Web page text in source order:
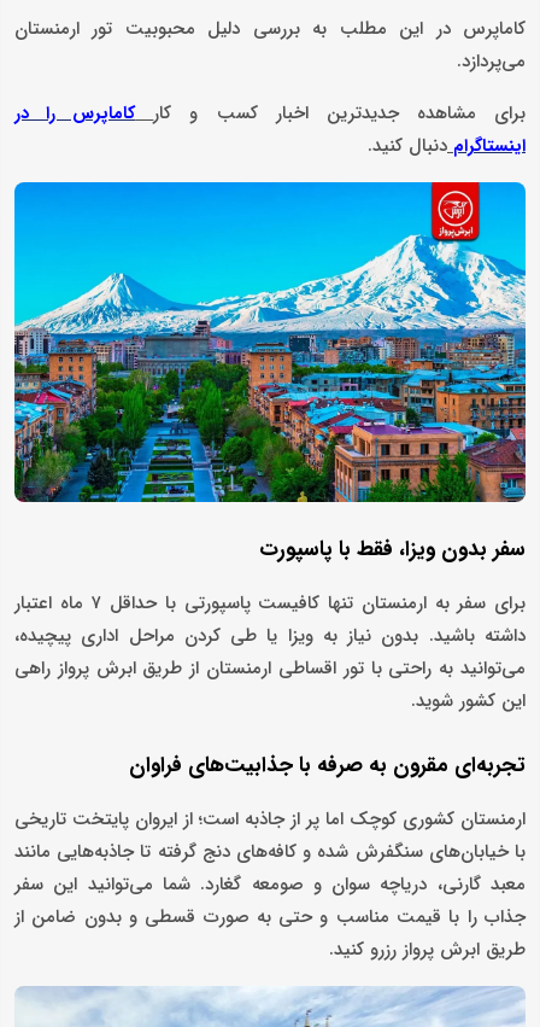
کاماپرس در این مطلب به بررسی دلیل محبوبیت تور ارمنستان
می‌پردازد.
برای مشاهده جدیدترین اخبار کسب و کار
کاماپرس را در
اینستاگرام دنبال کنید.
سفر بدون ویزا، فقط با پاسپورت
برای سفر به ارمنستان تنها کافیست پاسپورتی با حداقل ۷ ماه اعتبار
داشته باشید. بدون نیاز به ویزا یا طی کردن مراحل اداری پیچیده،
می‌توانید به راحتی با تور اقساطی ارمنستان از طریق ابرش پرواز راهی
این کشور شوید.
تجربه‌ای مقرون‌ به صرفه با جذابیت‌های فراوان
ارمنستان کشوری کوچک اما پر از جاذبه است؛ از ایروان پایتخت تاریخی
با خیابان‌های سنگفرش شده و کافه‌های دنج گرفته تا جاذبه‌هایی مانند
معبد گارنی، دریاچه سوان و صومعه گغارد. شما می‌توانید این سفر
جذاب را با قیمت مناسب و حتی به صورت قسطی و بدون ضامن از
طریق ابرش پرواز رزرو کنید.